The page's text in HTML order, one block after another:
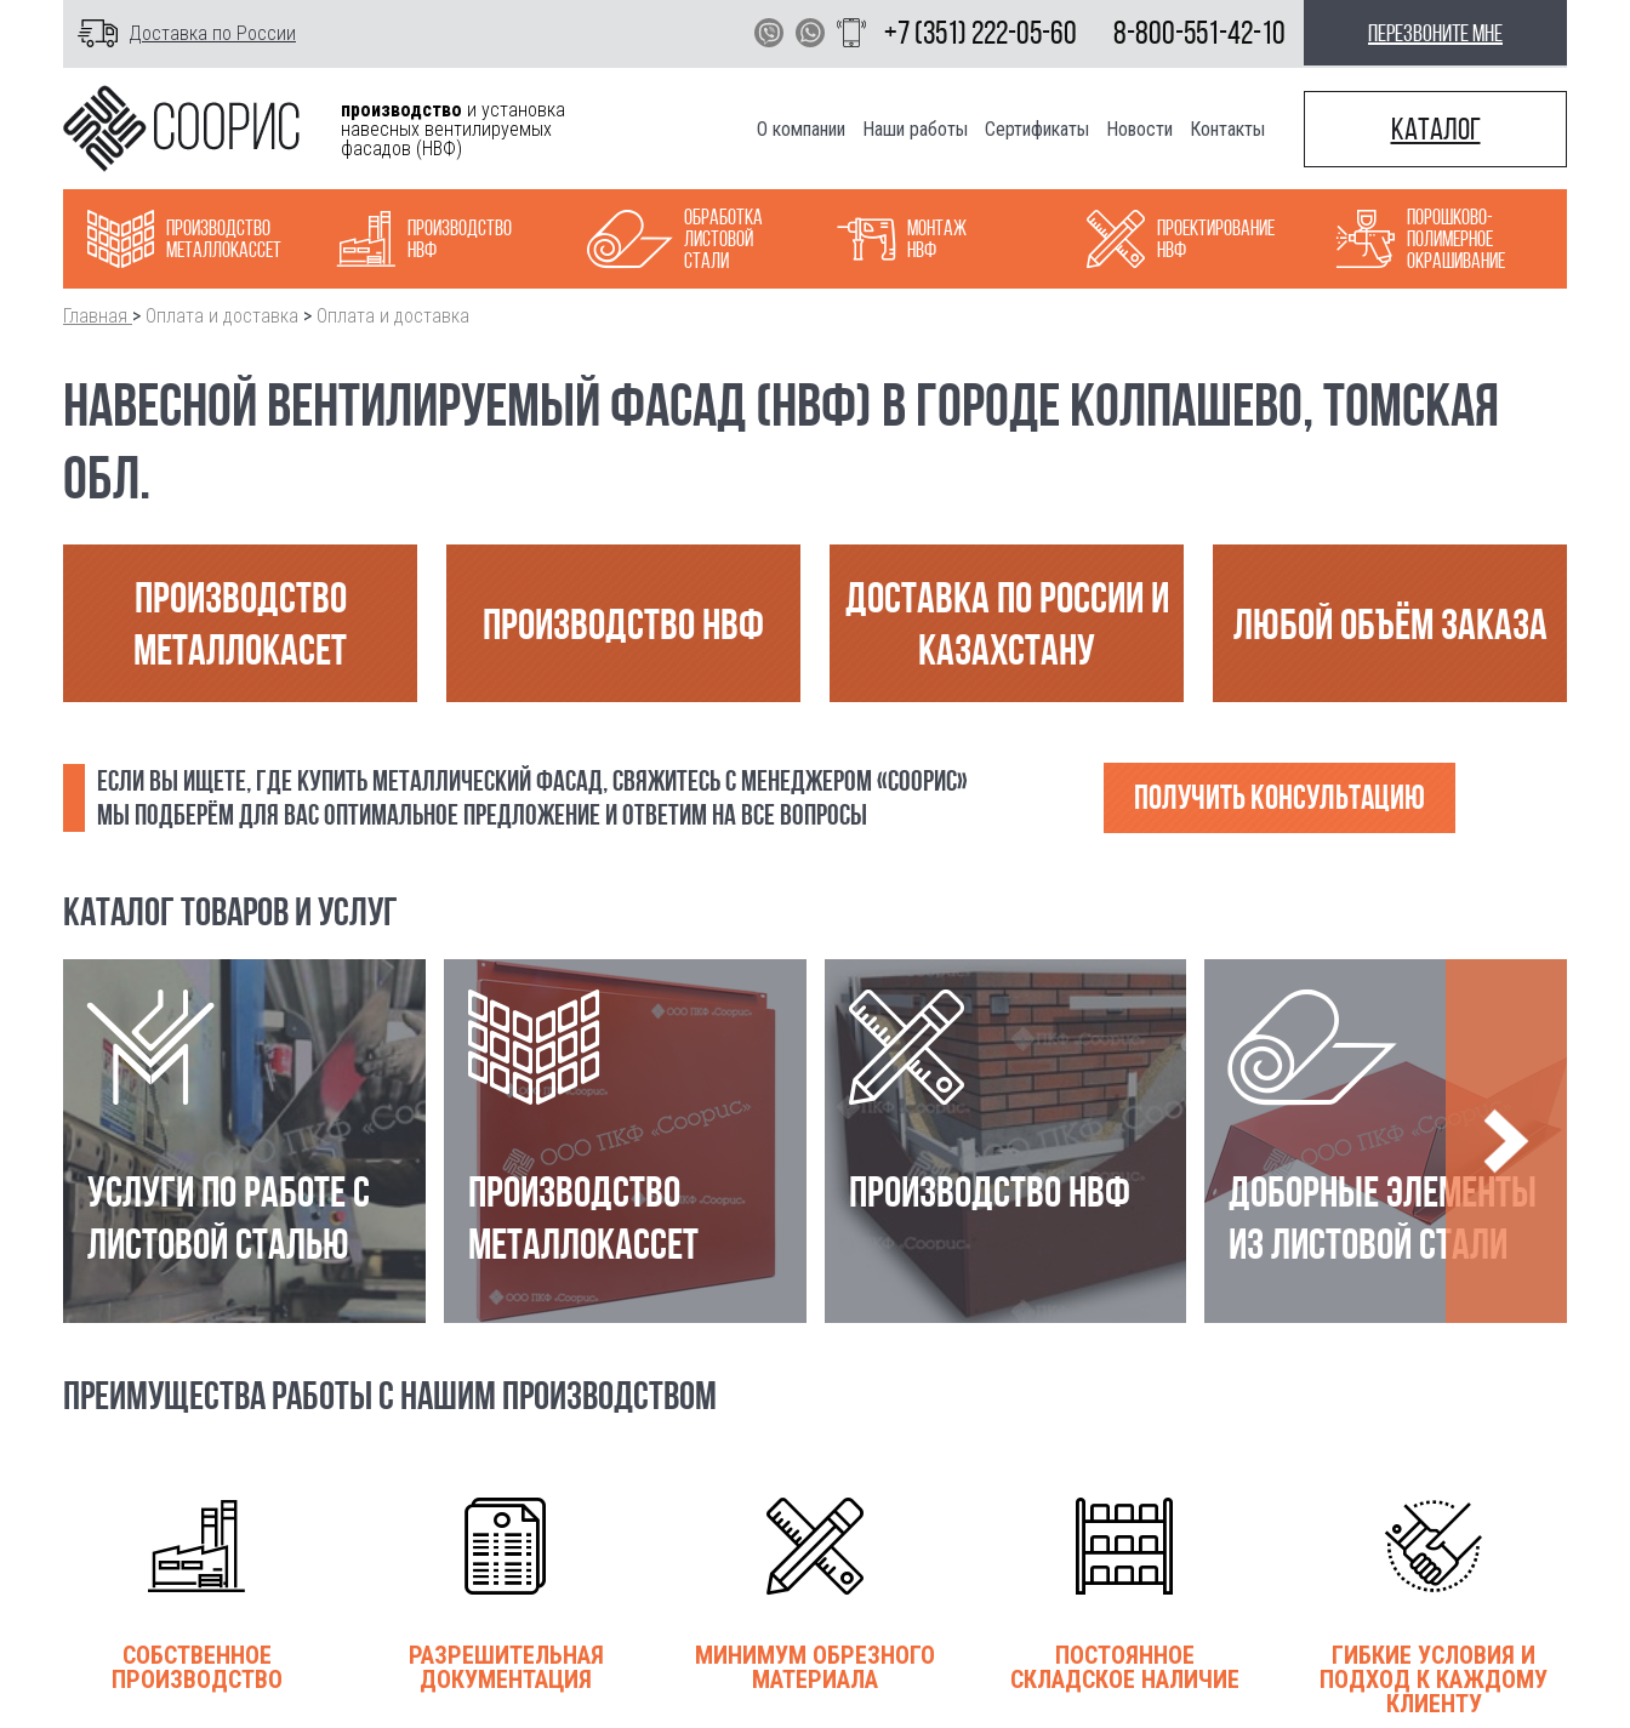
Доставка по России +7 (351) 222-05-60 8-800-551-42-10 перезвоните мне
производство и установка
навесных вентилируемых
фасадов (НВФ)
О компании Наши работы Сертификаты Новости Контакты Каталог
Производство
металлокасcет
Производство
НВФ
Обработка
листовой
стали
Монтаж
НВФ
Проектирование
НВФ
Порошково-
полимерное
окрашивание
Главная > Оплата и доставка > Оплата и доставка
НАВЕСНОЙ ВЕНТИЛИРУЕМЫЙ ФАСАД (НВФ) В ГОРОДЕ КОЛПАШЕВО, ТОМСКАЯ
ОБЛ.
ПРОИЗВОДСТВО
МЕТАЛЛОКАСЕТ
ПРОИЗВОДСТВО НВФ
ДОСТАВКА ПО РОССИИ И
КАЗАХСТАНУ
ЛЮБОЙ ОБЪЁМ ЗАКАЗА
ЕСЛИ ВЫ ИЩЕТЕ, ГДЕ КУПИТЬ МЕТАЛЛИЧЕСКИЙ ФАСАД, СВЯЖИТЕСЬ С МЕНЕДЖЕРОМ «СООРИС»
МЫ ПОДБЕРЁМ ДЛЯ ВАС ОПТИМАЛЬНОЕ ПРЕДЛОЖЕНИЕ И ОТВЕТИМ НА ВСЕ ВОПРОСЫ
Получить консультацию
КАТАЛОГ ТОВАРОВ И УСЛУГ
УСЛУГИ ПО РАБОТЕ С
ЛИСТОВОЙ СТАЛЬЮ
ПРОИЗВОДСТВО
МЕТАЛЛОКАССЕТ
ПРОИЗВОДСТВО НВФ
ДОБОРНЫЕ ЭЛЕМЕНТЫ
ИЗ ЛИСТОВОЙ СТАЛИ
ПРЕИМУЩЕСТВА РАБОТЫ С НАШИМ ПРОИЗВОДСТВОМ
СОБСТВЕННОЕ
ПРОИЗВОДСТВО
РАЗРЕШИТЕЛЬНАЯ
ДОКУМЕНТАЦИЯ
МИНИМУМ ОБРЕЗНОГО
МАТЕРИАЛА
ПОСТОЯННОЕ
СКЛАДСКОЕ НАЛИЧИЕ
ГИБКИЕ УСЛОВИЯ И
ПОДХОД К КАЖДОМУ
КЛИЕНТУ